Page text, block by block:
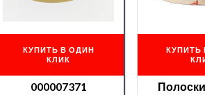
КУПИТЬ В ОДИН
КЛИК
000007371
КУПИТЬ